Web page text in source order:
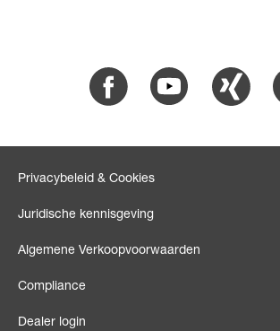
Facebook Youtube Xing
Privacybeleid & Cookies
Juridische kennisgeving
Algemene Verkoopvoorwaarden
Compliance
Dealer login